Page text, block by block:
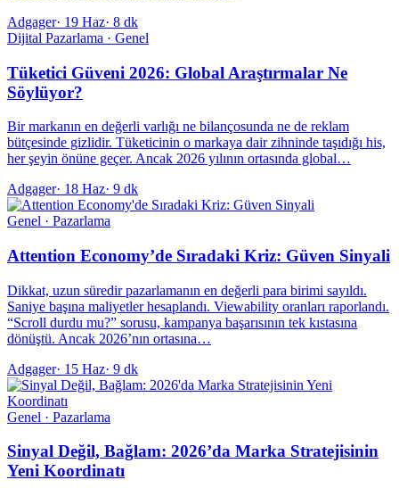
Adgager· 19 Haz· 8 dk
Dijital Pazarlama · Genel
Tüketici Güveni 2026: Global Araştırmalar Ne
Söylüyor?
Bir markanın en değerli varlığı ne bilançosunda ne de reklam
bütçesinde gizlidir. Tüketicinin o markaya dair zihninde taşıdığı his,
her şeyin önüne geçer. Ancak 2026 yılının ortasında global…
Adgager· 18 Haz· 9 dk
Genel · Pazarlama
Attention Economy’de Sıradaki Kriz: Güven Sinyali
Dikkat, uzun süredir pazarlamanın en değerli para birimi sayıldı.
Saniye başına maliyetler hesaplandı. Viewability oranları raporlandı.
“Scroll durdu mu?” sorusu, kampanya başarısının tek kıstasına
dönüştü. Ancak 2026’nın ortasına…
Adgager· 15 Haz· 9 dk
Genel · Pazarlama
Sinyal Değil, Bağlam: 2026’da Marka Stratejisinin
Yeni Koordinatı